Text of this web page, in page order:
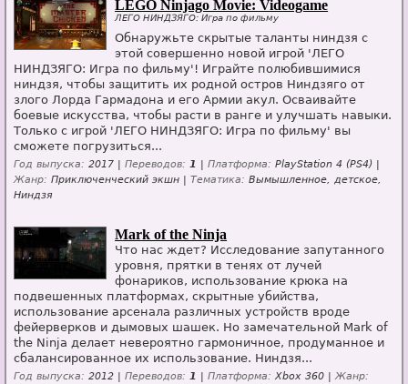
LEGO Ninjago Movie: Videogame
ЛЕГО НИНДЗЯГО: Игра по фильму
Обнаружьте скрытые таланты ниндзя с
этой совершенно новой игрой 'ЛЕГО
НИНДЗЯГО: Игра по фильму'! Играйте полюбившимися
ниндзя, чтобы защитить их родной остров Ниндзяго от
злого Лорда Гармадона и его Армии акул. Осваивайте
боевые искусства, чтобы расти в ранге и улучшать навыки.
Только с игрой 'ЛЕГО НИНДЗЯГО: Игра по фильму' вы
сможете погрузиться...
Год выпуска: 2017 | Переводов: 1 | Платформа: PlayStation 4 (PS4) |
Жанр: Приключенческий экшн | Тематика: Вымышленное, детское,
Ниндзя
Mark of the Ninja
Что нас ждет? Исследование запутанного
уровня, прятки в тенях от лучей
фонариков, использование крюка на
подвешенных платформах, скрытные убийства,
использование арсенала различных устройств вроде
фейерверков и дымовых шашек. Но замечательной Mark of
the Ninja делает невероятно гармоничное, продуманное и
сбалансированное их использование. Ниндзя...
Год выпуска: 2012 | Переводов: 1 | Платформа: Xbox 360 |Жанр: